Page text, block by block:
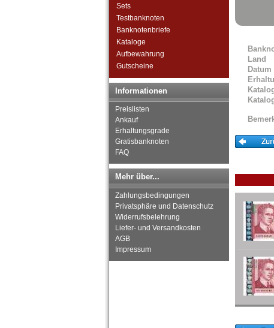
Grönland
Grossbritannien
Guernsey
Irland
Island
Isle of Man
Italien
Jersey
Jugoslawien
Kroatien
Liechtenstein
Litauen
Malta
Mazedonien
Memelgebiet
Moldawien
Montenegro
Sets
Testbanknoten
Banknotenbriefe
Kataloge
Aufbewahrung
Gutscheine
Informationen
Preislisten
Ankauf
Erhaltungsgrade
Gratisbanknoten
FAQ
Mehr über...
Zahlungsbedingungen
Privatsphäre und Datenschutz
Widerrufsbelehrung
Liefer- und Versandkosten
AGB
Impressum
Land
Datum